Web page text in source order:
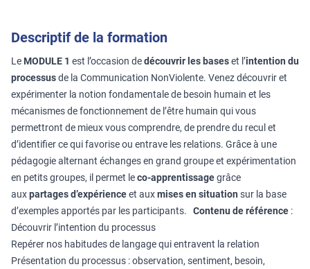
Descriptif de la formation
Le MODULE 1 est l’occasion dedécouvrir les baseset l’intention du
processusde la Communication NonViolente. Venez découvrir et
expérimenter la notion fondamentale de besoin humain et les
mécanismes de fonctionnement de l’être humain qui vous
permettront de mieux vous comprendre, de prendre du recul et
d’identifier ce qui favorise ou entrave les relations. Grâce à une
pédagogie alternant échanges en grand groupe et expérimentation
en petits groupes, il permet leco-apprentissagegrâce
auxpartages d’expérienceet auxmises en situation sur la base
d’exemples apportés par les participants. Contenu de référence :
Découvrir l’intention du processus
Repérer nos habitudes de langage qui entravent la relation
Présentation du processus : observation, sentiment, besoin,